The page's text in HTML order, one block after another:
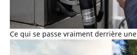
Ce qui se passe vraiment derrière